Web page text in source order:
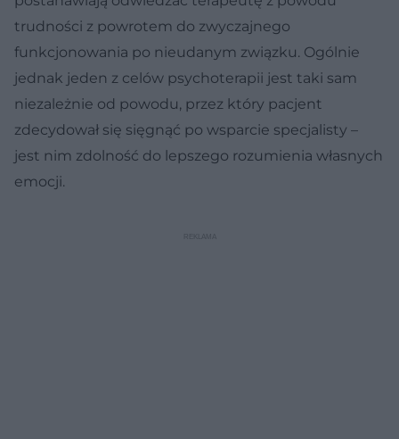
trudności z powrotem do zwyczajnego
funkcjonowania po nieudanym związku. Ogólnie
jednak jeden z celów psychoterapii jest taki sam
niezależnie od powodu, przez który pacjent
zdecydował się sięgnąć po wsparcie specjalisty –
jest nim zdolność do lepszego rozumienia własnych
emocji.